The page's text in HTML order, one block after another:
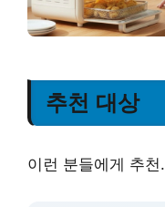
추천 대상
이런 분들에게 추천.